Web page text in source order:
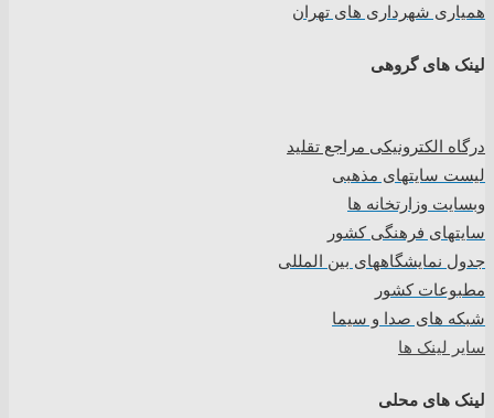
همیاری شهرداری های تهران
لینک های گروهی
درگاه الکترونیکی مراجع تقلید
لیست سایتهای مذهبی
وبسایت وزارتخانه ها
سایتهای فرهنگی کشور
جدول نمایشگاههای بین المللی
مطبوعات کشور
شبکه های صدا و سیما
سایر لینک ها
لینک های محلی